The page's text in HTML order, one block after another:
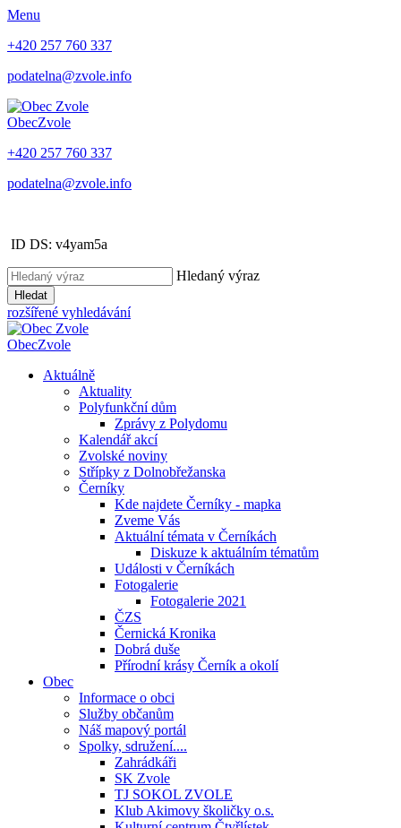
Menu
+420 257 760 337
podatelna@zvole.info
ObecZvole
+420 257 760 337
podatelna@zvole.info
ID DS: v4yam5a
Hledaný výraz
Hledat
rozšířené vyhledávání
ObecZvole
Aktuálně
Aktuality
Polyfunkční dům
Zprávy z Polydomu
Kalendář akcí
Zvolské noviny
Střípky z Dolnobřežanska
Černíky
Kde najdete Černíky - mapka
Zveme Vás
Aktuální témata v Černíkách
Diskuze k aktuálním tématům
Události v Černíkách
Fotogalerie
Fotogalerie 2021
ČZS
Černická Kronika
Dobrá duše
Přírodní krásy Černík a okolí
Obec
Informace o obci
Služby občanům
Náš mapový portál
Spolky, sdružení....
Zahrádkáři
SK Zvole
TJ SOKOL ZVOLE
Klub Akimovy školičky o.s.